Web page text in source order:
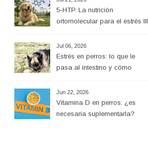
5-HTP. La nutrición
ortomolecular para el estrés III
Jul 06, 2026
Estrés en perros: lo que le
pasa al intestino y cómo
Jun 22, 2026
Vitamina D en perros: ¿es
necesaria suplementarla?